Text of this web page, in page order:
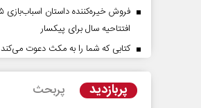
افتتاحیه سال برای پیکسار
کتابی که شما را به مکث دعوت می‌کند
پربازدید پربحث